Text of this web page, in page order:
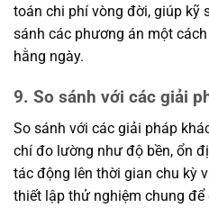
toán chi phí vòng đời, giúp kỹ
sánh các phương án một
hằng ngày.
9. So sánh với các giải
So sánh với các giải pháp
chí đo lường như độ bền, ổn
tác động lên thời gian chu kỳ
thiết lập thử nghiệm chung